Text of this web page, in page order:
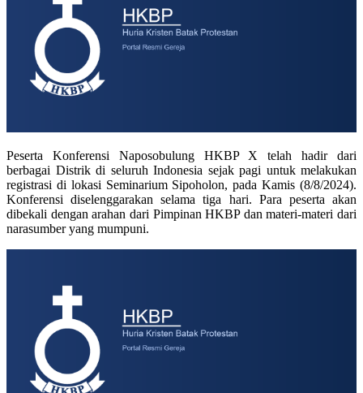
Peserta Konferensi Naposobulung HKBP X telah hadir dari
berbagai Distrik di seluruh Indonesia sejak pagi untuk melakukan
registrasi di lokasi Seminarium Sipoholon, pada Kamis (8/8/2024).
Konferensi diselenggarakan selama tiga hari. Para peserta akan
dibekali dengan arahan dari Pimpinan HKBP dan materi-materi dari
narasumber yang mumpuni.